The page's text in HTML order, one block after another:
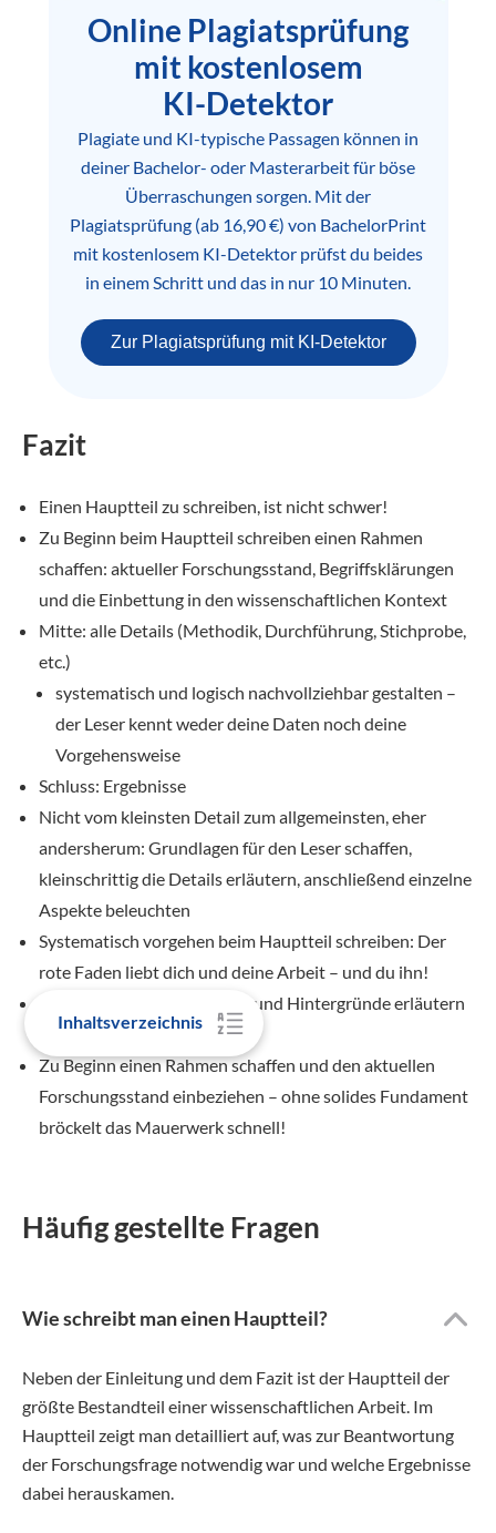
Inhaltsverzeichnis
Online Plagiatsprüfung
mit kostenlosem
KI-Detektor
Plagiate und KI-typische Passagen können in
deiner Bachelor- oder Masterarbeit für böse
Überraschungen sorgen. Mit der
Plagiatsprüfung (ab 16,90 €) von BachelorPrint
mit kostenlosem KI-Detektor prüfst du beides
in einem Schritt und das in nur 10 Minuten.
Zur Plagiatsprüfung mit KI-Detektor
Fazit
Einen Hauptteil zu schreiben, ist nicht schwer!
Zu Beginn beim Hauptteil schreiben einen Rahmen
schaffen: aktueller Forschungsstand, Begriffsklärungen
und die Einbettung in den wissenschaftlichen Kontext
Mitte: alle Details (Methodik, Durchführung, Stichprobe,
etc.)
systematisch und logisch nachvollziehbar gestalten –
der Leser kennt weder deine Daten noch deine
Vorgehensweise
Schluss: Ergebnisse
Nicht vom kleinsten Detail zum allgemeinsten, eher
andersherum: Grundlagen für den Leser schaffen,
kleinschrittig die Details erläutern, anschließend einzelne
Aspekte beleuchten
Systematisch vorgehen beim Hauptteil schreiben: Der
rote Faden liebt dich und deine Arbeit – und du ihn!
Zusammenhänge herstellen und Hintergründe erläutern
– sie wollen geteilt werden!
Zu Beginn einen Rahmen schaffen und den aktuellen
Forschungsstand einbeziehen – ohne solides Fundament
bröckelt das Mauerwerk schnell!
Häufig gestellte Fragen
Wie schreibt man einen Hauptteil?
Neben der Einleitung und dem Fazit ist der Hauptteil der
größte Bestandteil einer wissenschaftlichen Arbeit. Im
Hauptteil zeigt man detailliert auf, was zur Beantwortung
der Forschungsfrage notwendig war und welche Ergebnisse
dabei herauskamen.